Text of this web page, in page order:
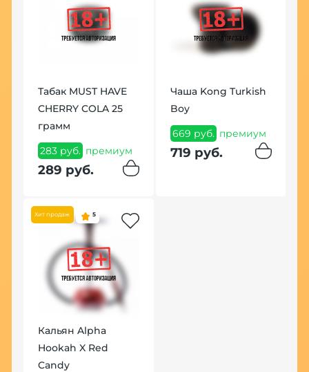
Табак MUST HAVE
CHERRY COLA 25
грамм
283 руб. премиум
289 руб.
Чаша Kong Turkish
Boy
669 руб. премиум
719 руб.
Хит продаж 5
Кальян Alpha
Hookah X Red
Candy